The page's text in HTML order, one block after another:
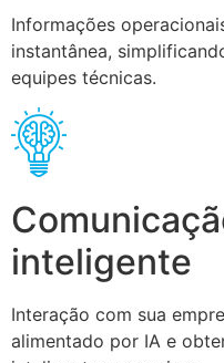
Informações
instantânea,
equipes técnicas.
inteligente
Interação com sua
alimentado por IA e